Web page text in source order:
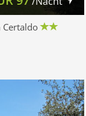
Certaldo